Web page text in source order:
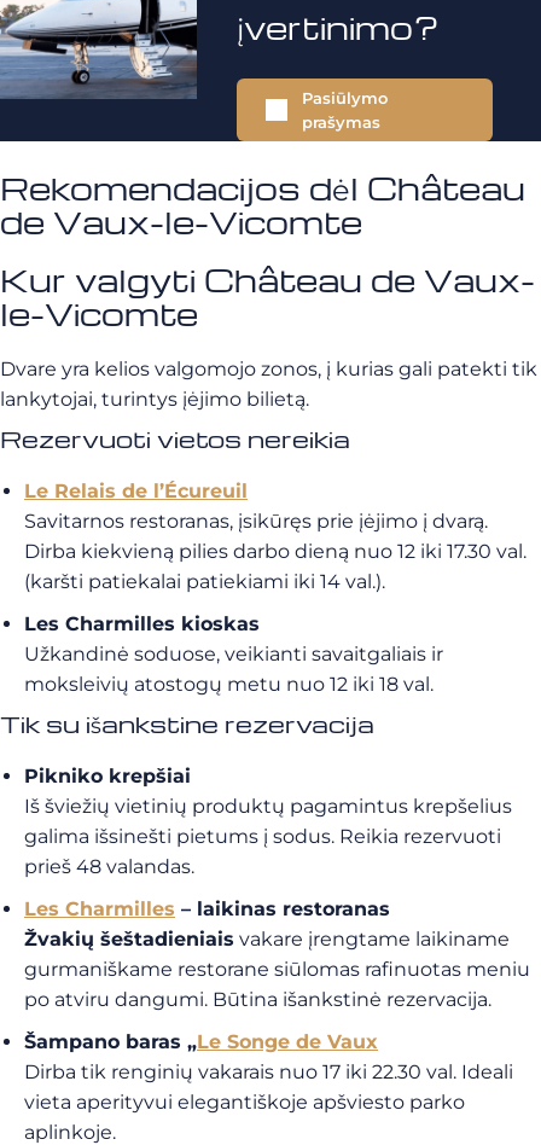
įvertinimo?
Pasiūlymo
prašymas
Rekomendacijos dėl Château
de Vaux-le-Vicomte
Kur valgyti Château de Vaux-
le-Vicomte
Dvare yra kelios valgomojo zonos, į kurias gali patekti tik
lankytojai, turintys įėjimo bilietą.
Rezervuoti vietos nereikia
Le Relais de l’Écureuil
Savitarnos restoranas, įsikūręs prie įėjimo į dvarą.
Dirba kiekvieną pilies darbo dieną nuo 12 iki 17.30 val.
(karšti patiekalai patiekiami iki 14 val.).
Les Charmilles kioskas
Užkandinė soduose, veikianti savaitgaliais ir
moksleivių atostogų metu nuo 12 iki 18 val.
Tik su išankstine rezervacija
Pikniko krepšiai
Iš šviežių vietinių produktų pagamintus krepšelius
galima išsinešti pietums į sodus. Reikia rezervuoti
prieš 48 valandas.
Les Charmilles – laikinas restoranas
Žvakių šeštadieniais vakare įrengtame laikiname
gurmaniškame restorane siūlomas rafinuotas meniu
po atviru dangumi. Būtina išankstinė rezervacija.
Šampano baras „Le Songe de Vaux
Dirba tik renginių vakarais nuo 17 iki 22.30 val. Ideali
vieta aperityvui elegantiškoje apšviesto parko
aplinkoje.